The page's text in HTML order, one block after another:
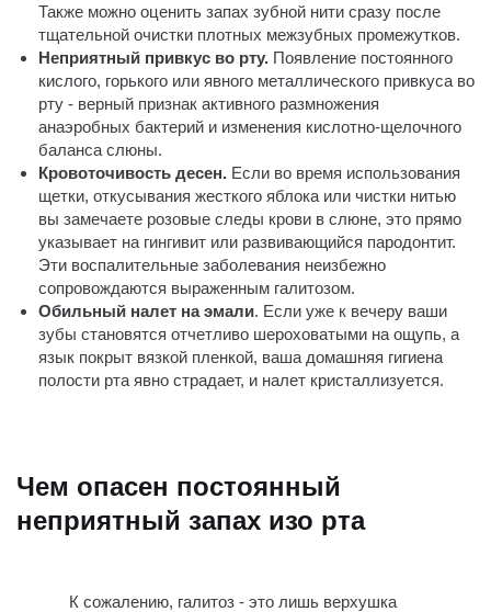
Также можно оценить запах зубной нити сразу после
тщательной очистки плотных межзубных промежутков.
Неприятный привкус во рту. Появление постоянного
кислого, горького или явного металлического привкуса во
рту - верный признак активного размножения
анаэробных бактерий и изменения кислотно-щелочного
баланса слюны.
Кровоточивость десен. Если во время использования
щетки, откусывания жесткого яблока или чистки нитью
вы замечаете розовые следы крови в слюне, это прямо
указывает на гингивит или развивающийся пародонтит.
Эти воспалительные заболевания неизбежно
сопровождаются выраженным галитозом.
Обильный налет на эмали. Если уже к вечеру ваши
зубы становятся отчетливо шероховатыми на ощупь, а
язык покрыт вязкой пленкой, ваша домашняя гигиена
полости рта явно страдает, и налет кристаллизуется.
Чем опасен постоянный
неприятный запах изо рта
К сожалению, галитоз - это лишь верхушка